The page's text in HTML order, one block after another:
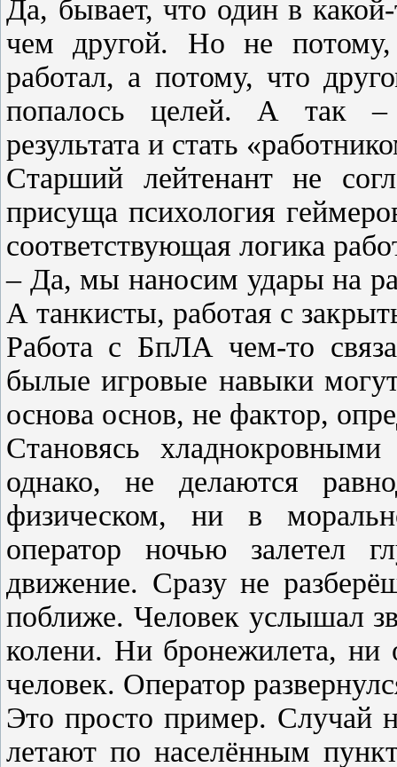
Да, бывает, что один в
чем другой. Но не
работал, а потому, что
попалось целей. А так
результата и стать
Старший лейтенант не
присуща психология
соответствующая логика
– Да, мы наносим удары на
А танкисты, работая с
Работа с БпЛА чем-то
былые игровые навыки
основа основ, не фактор,
Становясь
однако, не делаются
физическом, ни в
оператор ночью залетел
движение. Сразу не
поближе. Человек услышал
колени. Ни бронежилета,
человек. Оператор
Это просто пример. Случай
летают по населённым